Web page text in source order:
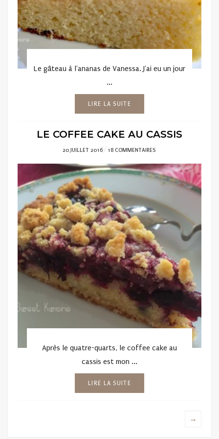
Le gâteau à l'ananas de Vanessa. J'ai eu un jour
...
LIRE LA SUITE
LE COFFEE CAKE AU CASSIS
POSTED
20 JUILLET 2016 18 COMMENTAIRES
Après le quatre-quarts, le coffee cake au
cassis est mon ...
LIRE LA SUITE
→